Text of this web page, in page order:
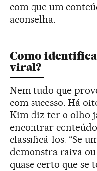
com que um
aconselha.
Como
viral?
Nem tudo que
com sucesso. Há
Kim diz ter o olho
encontrar
classificá-los. “Se
demonstra raiva
quase certo que se